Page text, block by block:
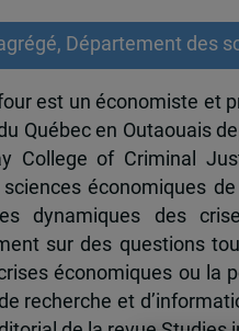
Département des
est un économiste et
du Québec en Outaouais
College of Criminal
économiques
dynamiques des
sur des questions
économiques ou la
recherche et